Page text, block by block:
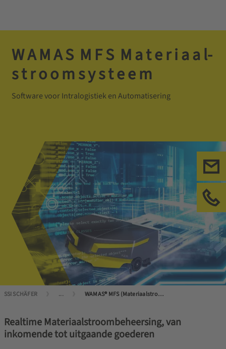
W­ A­ M­ A­ S­ ­ M­ F­ S­ ­ M­ a­ t­ e­ r­ i­ a­ a­ l­
s­ t­ r­ o­ o­ m­ s­ y­ s­ t­ e­ e­ m
Software voor Intralogistiek en Automatisering
SSI SCHÄFER ... WAMAS® MFS (Materiaalstroomsysteem)
Realtime Materiaalstroombeheersing, van
inkomende tot uitgaande goederen